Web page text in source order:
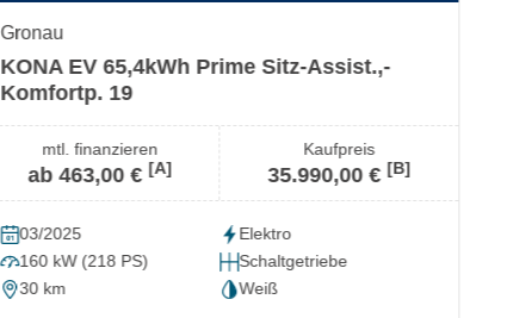
Gronau
KONA EV 65,4kWh Prime Sitz-Assist.,-
Komfortp. 19
mtl. finanzieren
ab 463,00 €[A]
Kaufpreis
35.990,00 €[B]
03/2025
Elektro
160 kW (218 PS)
Schaltgetriebe
30 km
Weiß